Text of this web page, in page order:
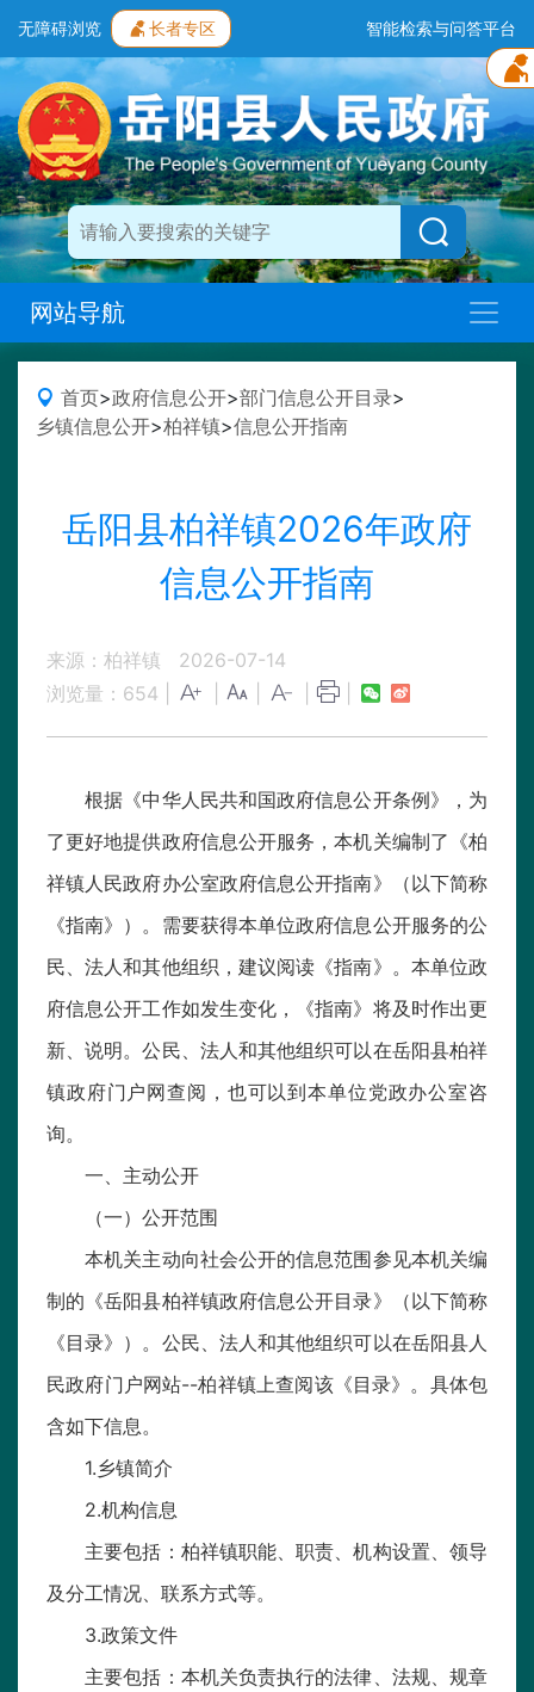
无障碍浏览 长者专区 智能检索与问答平台
网站导航
首页>政府信息公开>部门信息公开目录>
乡镇信息公开>柏祥镇>信息公开指南
岳阳县柏祥镇2026年政府
信息公开指南
来源：柏祥镇
2026-07-14
浏览量： 654
根据《中华人民共和国政府信息公开条例》，为
了更好地提供政府信息公开服务，本机关编制了《柏
祥镇人民政府办公室政府信息公开指南》（以下简称
《指南》）。需要获得本单位政府信息公开服务的公
民、法人和其他组织，建议阅读《指南》。本单位政
府信息公开工作如发生变化，《指南》将及时作出更
新、说明。公民、法人和其他组织可以在岳阳县柏祥
镇政府门户网查阅，也可以到本单位党政办公室咨
询。
一、主动公开
（一）公开范围
本机关主动向社会公开的信息范围参见本机关编
制的《岳阳县柏祥镇政府信息公开目录》（以下简称
《目录》）。公民、法人和其他组织可以在岳阳县人
民政府门户网站--柏祥镇上查阅该《目录》。具体包
含如下信息。
1.乡镇简介
2.机构信息
主要包括：柏祥镇职能、职责、机构设置、领导
及分工情况、联系方式等。
3.政策文件
主要包括：本机关负责执行的法律、法规、规章